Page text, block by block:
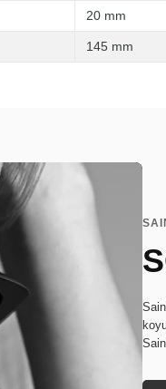
20 mm
145 mm